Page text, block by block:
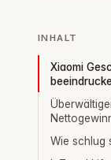
INHALT
Xiaomi
Wie schlug